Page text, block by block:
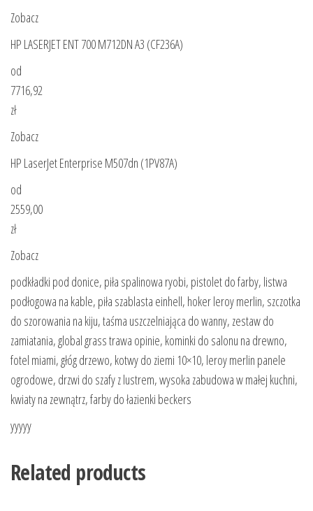
Zobacz
HP LASERJET ENT 700 M712DN A3 (CF236A)
od
7716,92
zł
Zobacz
HP LaserJet Enterprise M507dn (1PV87A)
od
2559,00
zł
Zobacz
podkładki pod donice, piła spalinowa ryobi, pistolet do farby, listwa
podłogowa na kable, piła szablasta einhell, hoker leroy merlin, szczotka
do szorowania na kiju, taśma uszczelniająca do wanny, zestaw do
zamiatania, global grass trawa opinie, kominki do salonu na drewno,
fotel miami, głóg drzewo, kotwy do ziemi 10×10, leroy merlin panele
ogrodowe, drzwi do szafy z lustrem, wysoka zabudowa w małej kuchni,
kwiaty na zewnątrz, farby do łazienki beckers
yyyyy
Related products